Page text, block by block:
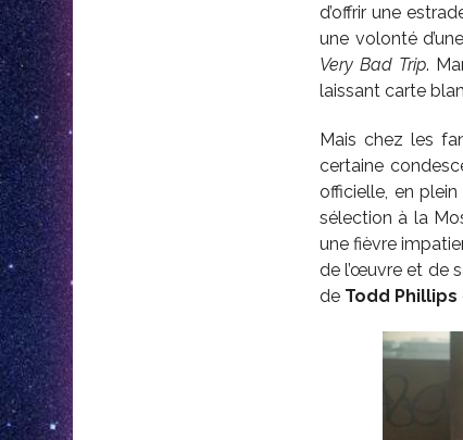
d’offrir une
une volonté
Very Bad Trip.
laissant carte
Mais chez les
certaine
officielle, en
sélection à la
une fièvre
de l’œuvre et de
de Todd Phillips